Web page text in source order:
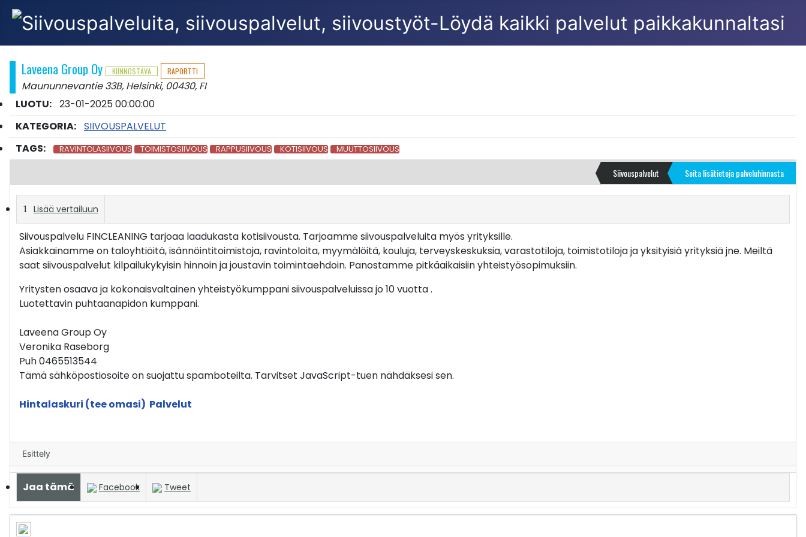
Laveena Group Oy KIINNOSTAVA RAPORTTI
Maununnevantie 33B, Helsinki, 00430, FI
LUOTU: 23-01-2025 00:00:00
KATEGORIA: SIIVOUSPALVELUT
TAGS:
RAVINTOLASIIVOUS TOIMISTOSIIVOUS RAPPUSIIVOUS KOTISIIVOUS MUUTTOSIIVOUS
Siivouspalvelut Soita lisätietoja palveluhinnasta
Lisää vertailuun
Siivouspalvelu FINCLEANING tarjoaa laadukasta kotisiivousta. Tarjoamme siivouspalveluita myös yrityksille.
Asiakkainamme on taloyhtiöitä, isännöintitoimistoja, ravintoloita, myymälöitä, kouluja, terveyskeskuksia, varastotiloja, toimistotiloja ja yksityisiä yrityksiä jne. Meiltä
saat siivouspalvelut kilpailukykyisin hinnoin ja joustavin toimintaehdoin. Panostamme pitkäaikaisiin yhteistyösopimuksiin.
Yritysten osaava ja kokonaisvaltainen yhteistyökumppani siivouspalveluissa jo 10 vuotta .
Luotettavin puhtaanapidon kumppani.
Laveena Group Oy
Veronika Raseborg
Puh 0465513544
Tämä sähköpostiosoite on suojattu spamboteilta. Tarvitset JavaScript-tuen nähdäksesi sen.
Hintalaskuri (tee omasi) Palvelut
Esittely
Jaa tämä Facebook Tweet